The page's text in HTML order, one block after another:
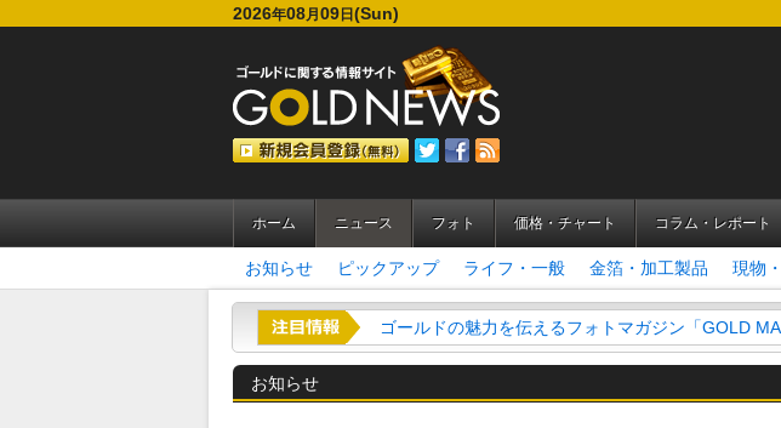
2026年08月 09 日 (Sun)
ホーム ニュース フォト 価格・チャート コラム・レポート
お知らせ ピックアップ ライフ・一般 金箔・加工製品 現物
金（ゴールド）のリアルタイムチャートはこちらで
お知らせ